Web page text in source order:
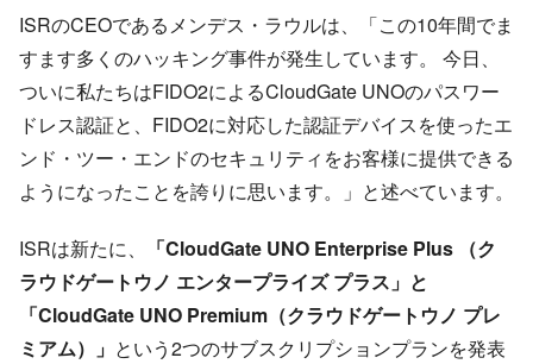
ISRのCEOであるメンデス・ラウルは、「この10年間でま
すます多くのハッキング事件が発生しています。 今日、
ついに私たちはFIDO2によるCloudGate UNOのパスワー
ドレス認証と、FIDO2に対応した認証デバイスを使ったエ
ンド・ツー・エンドのセキュリティをお客様に提供できる
ようになったことを誇りに思います。」と述べています。
ISRは新たに、
「CloudGate UNO Enterprise Plus （ク
ラウドゲートウノ エンタープライズ プラス」と
「CloudGate UNO Premium（クラウドゲートウノ プレ
ミアム）」 という2つのサブスクリプションプランを発表